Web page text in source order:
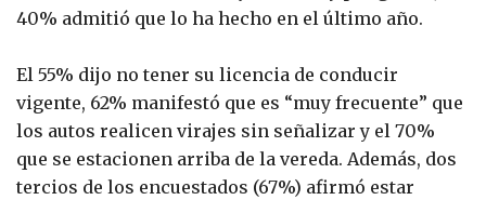
40% admitió que lo ha hecho en el último año.
El 55% dijo no tener su licencia de conducir
vigente, 62% manifestó que es “muy frecuente” que
los autos realicen virajes sin señalizar y el 70%
que se estacionen arriba de la vereda. Además, dos
tercios de los encuestados (67%) afirmó estar